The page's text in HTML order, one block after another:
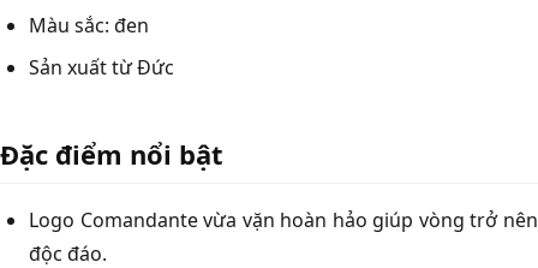
Màu sắc: đen
Sản xuất từ Đức
Đặc điểm nổi bật
Logo Comandante vừa vặn hoàn hảo giúp vòng trở nên
độc đáo.